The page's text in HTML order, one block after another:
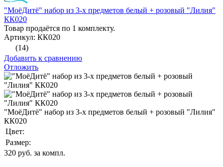
"МоёДитё" набор из 3-х предметов белый + розовый "Лилия"
КК020
Товар продаётся по 1 комплекту.
Артикул: КК020
(14)
Добавить к сравнению
Отложить
"МоёДитё" набор из 3-х предметов белый + розовый "Лилия"
КК020
Цвет:
Размер:
320 руб. за компл.